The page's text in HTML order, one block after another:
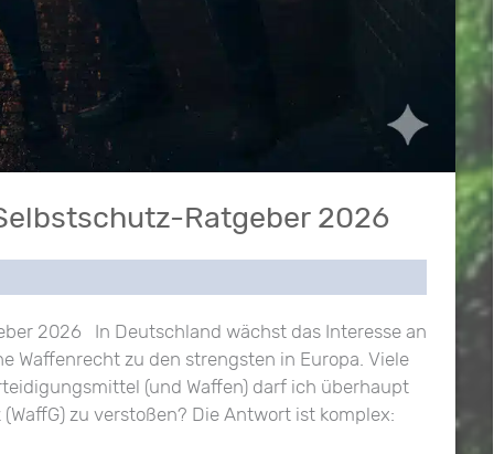
Ratgeber 2026
2026 In Deutschland wächst das Interesse an
Waffenrecht zu den strengsten in Europa. Viele
(und Waffen) darf ich überhaupt
zu verstoßen? Die Antwort ist komplex: